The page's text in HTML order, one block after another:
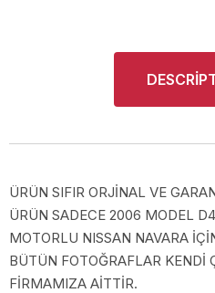
ÜRÜN SIFIR ORJİNAL VE
ÜRÜN SADECE 2006 MODEL
MOTORLU NISSAN NAVARA
BÜTÜN FOTOĞRAFLAR KENDİ
FİRMAMIZA AİTTİR.